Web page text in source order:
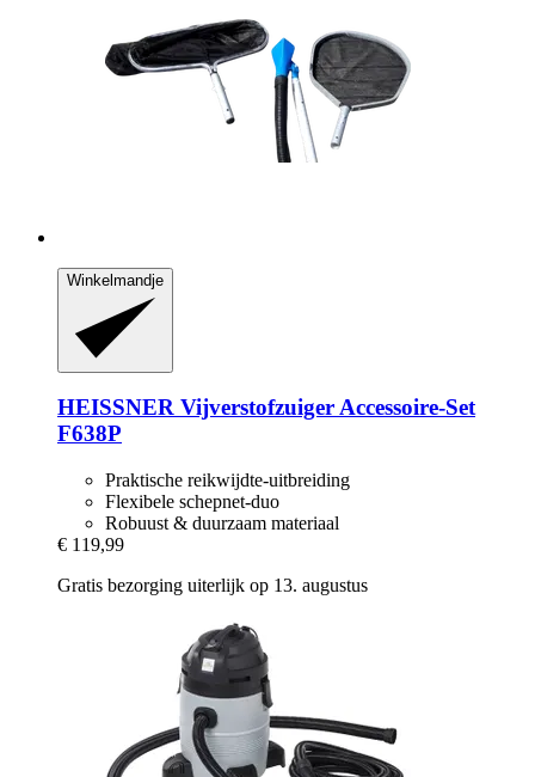
Winkelmandje
HEISSNER Vijverstofzuiger Accessoire-​Set
F638P
Praktische reikwijdte-uitbreiding
Flexibele schepnet-duo
Robuust & duurzaam materiaal
€ 119,99
Gratis bezorging uiterlijk op 13. augustus